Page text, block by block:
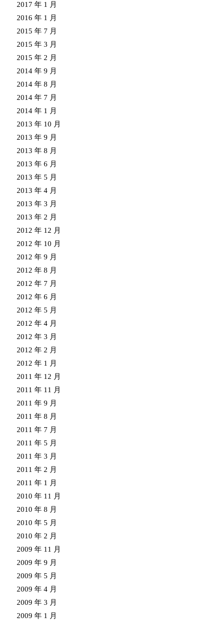
2017 年 1 月
2016 年 1 月
2015 年 7 月
2015 年 3 月
2015 年 2 月
2014 年 9 月
2014 年 8 月
2014 年 7 月
2014 年 1 月
2013 年 10 月
2013 年 9 月
2013 年 8 月
2013 年 6 月
2013 年 5 月
2013 年 4 月
2013 年 3 月
2013 年 2 月
2012 年 12 月
2012 年 10 月
2012 年 9 月
2012 年 8 月
2012 年 7 月
2012 年 6 月
2012 年 5 月
2012 年 4 月
2012 年 3 月
2012 年 2 月
2012 年 1 月
2011 年 12 月
2011 年 11 月
2011 年 9 月
2011 年 8 月
2011 年 7 月
2011 年 5 月
2011 年 3 月
2011 年 2 月
2011 年 1 月
2010 年 11 月
2010 年 8 月
2010 年 5 月
2010 年 2 月
2009 年 11 月
2009 年 9 月
2009 年 5 月
2009 年 4 月
2009 年 3 月
2009 年 1 月